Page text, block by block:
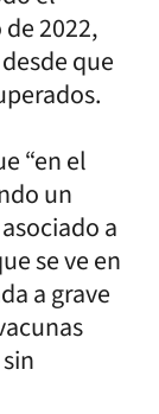
2022,
que
“en el
un
a
se ve en
a grave